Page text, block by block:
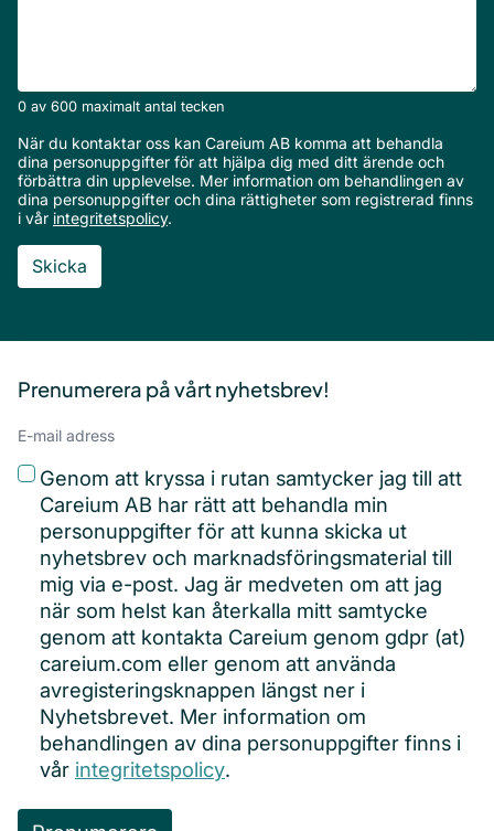
0 av 600 maximalt antal tecken
När du kontaktar oss kan Careium AB komma att behandla
dina personuppgifter för att hjälpa dig med ditt ärende och
förbättra din upplevelse. Mer information om behandlingen av
dina personuppgifter och dina rättigheter som registrerad finns
i vår integritetspolicy.
Prenumerera på vårt nyhetsbrev!
Email
adress
Privacy(Obligatoriskt)
Genom att kryssa i rutan samtycker jag till att
Careium AB har rätt att behandla min
personuppgifter för att kunna skicka ut
nyhetsbrev och marknadsföringsmaterial till
mig via e-post. Jag är medveten om att jag
när som helst kan återkalla mitt samtycke
genom att kontakta Careium genom gdpr (at)
careium.com eller genom att använda
avregisteringsknappen längst ner i
Nyhetsbrevet. Mer information om
behandlingen av dina personuppgifter finns i
vår integritetspolicy.